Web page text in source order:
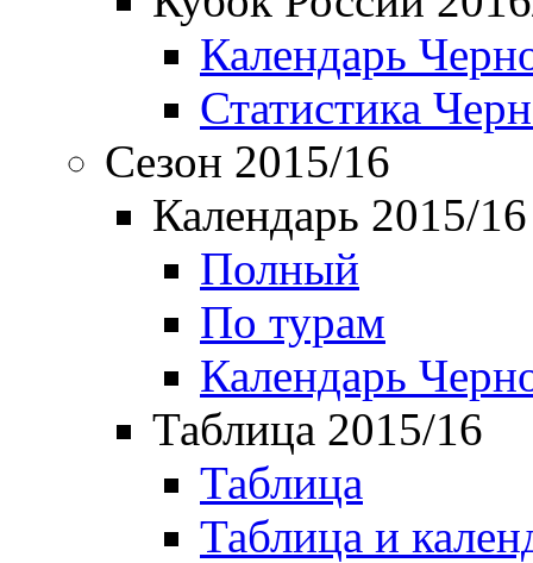
Календарь
Статистика
Сезон 2015/16
Календарь 2015/16
Полный
По турам
Календарь
Таблица 2015/16
Таблица
Таблица и